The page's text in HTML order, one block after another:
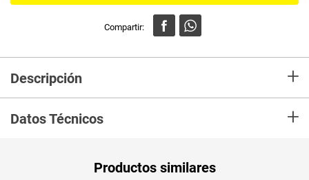
Descripción +
deslactosada y producida únicamente con vacas de proteína A2
cuidadosamente seleccionadas para brindarte una experiencia única:
Datos Técnicos +
Productos similares